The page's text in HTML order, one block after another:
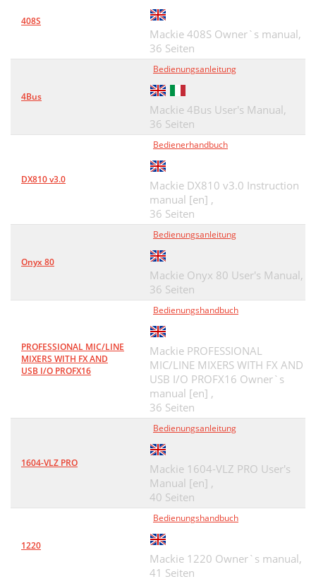
408S
Mackie 408S Owner`s manual,
36 Seiten
4Bus
Bedienungsanleitung
Mackie 4Bus User's Manual,
36 Seiten
DX810 v3.0
Bedienerhandbuch
Mackie DX810 v3.0 Instruction
manual [en] ,
36 Seiten
Onyx 80
Bedienungsanleitung
Mackie Onyx 80 User's Manual,
36 Seiten
PROFESSIONAL MIC/LINE
MIXERS WITH FX AND
USB I/O PROFX16
Bedienungshandbuch
Mackie PROFESSIONAL
MIC/LINE MIXERS WITH FX AND
USB I/O PROFX16 Owner`s
manual [en] ,
36 Seiten
1604-VLZ PRO
Bedienungsanleitung
Mackie 1604-VLZ PRO User's
Manual [en] ,
40 Seiten
1220
Bedienungshandbuch
Mackie 1220 Owner`s manual,
41 Seiten